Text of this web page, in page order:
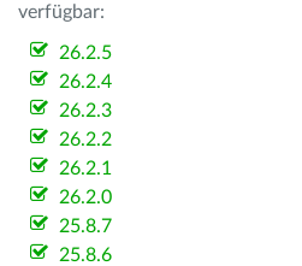
verfügbar:
26.2.5
26.2.4
26.2.3
26.2.2
26.2.1
26.2.0
25.8.7
25.8.6